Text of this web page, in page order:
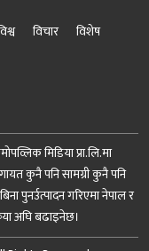
विचार
विशेष
मिडिया प्रा.लि.मा
कुनै पनि सामग्री कुनै पनि
पुनर्उत्पादन गरिएमा नेपाल र
अघि बढाइनेछ।